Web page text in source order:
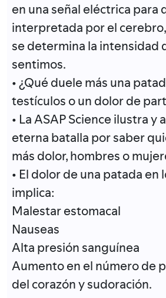
en una señal eléctrica para
interpretada por el
se determina la intensidad
sentimos.
• ¿Qué duele más una
testículos o un dolor de
• La ASAP Science ilustra y
eterna batalla por saber
más dolor, hombres o
• El dolor de una patada en
implica:
Malestar estomacal
Nauseas
Alta presión sanguínea
Aumento en el número de
del corazón y sudoración.